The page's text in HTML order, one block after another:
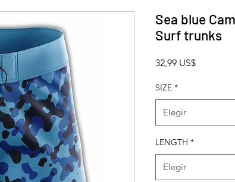
Sea blue
Surf trunks
32,99 US$Precio
SIZE *
Elegir
LENGTH *
Elegir